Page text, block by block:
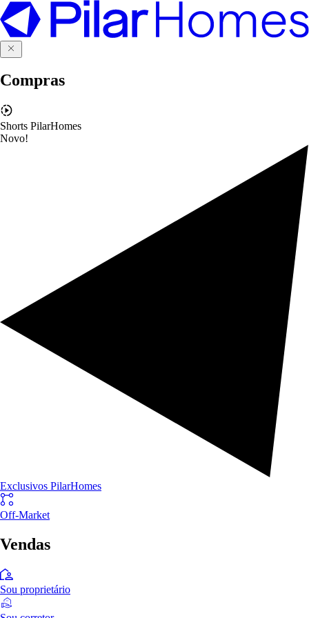
Compras
Shorts PilarHomes
Novo!
Exclusivos PilarHomes
Off-Market
Vendas
Sou proprietário